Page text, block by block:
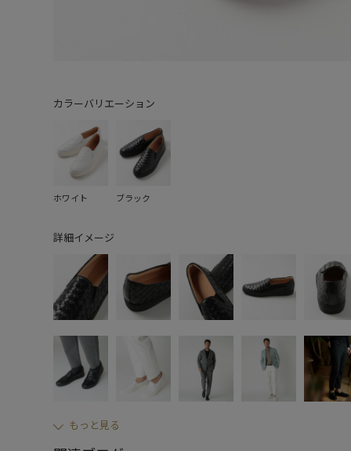
カラーバリエーション
ホワイト ブラック
詳細イメージ
もっと見る